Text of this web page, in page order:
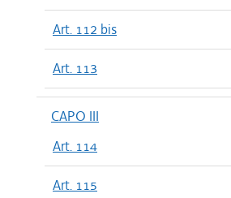
Art. 112 bis
Art. 113
CAPO III
Art. 114
Art. 115